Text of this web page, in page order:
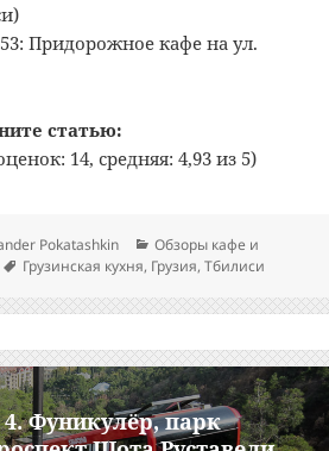
Придорожное кафе на ул.
статью:
14, средняя: 4,93 из 5)
Pokatashkin Рубрики
Обзоры кафе и
Метки
Грузинская кухня, Грузия,Тбилиси
Фуникулёр, парк